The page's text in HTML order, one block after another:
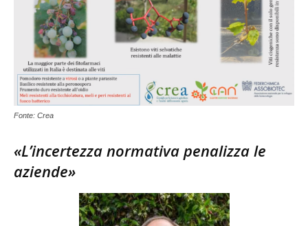
Fonte: Crea
«L’incertezza normativa penalizza le
aziende»